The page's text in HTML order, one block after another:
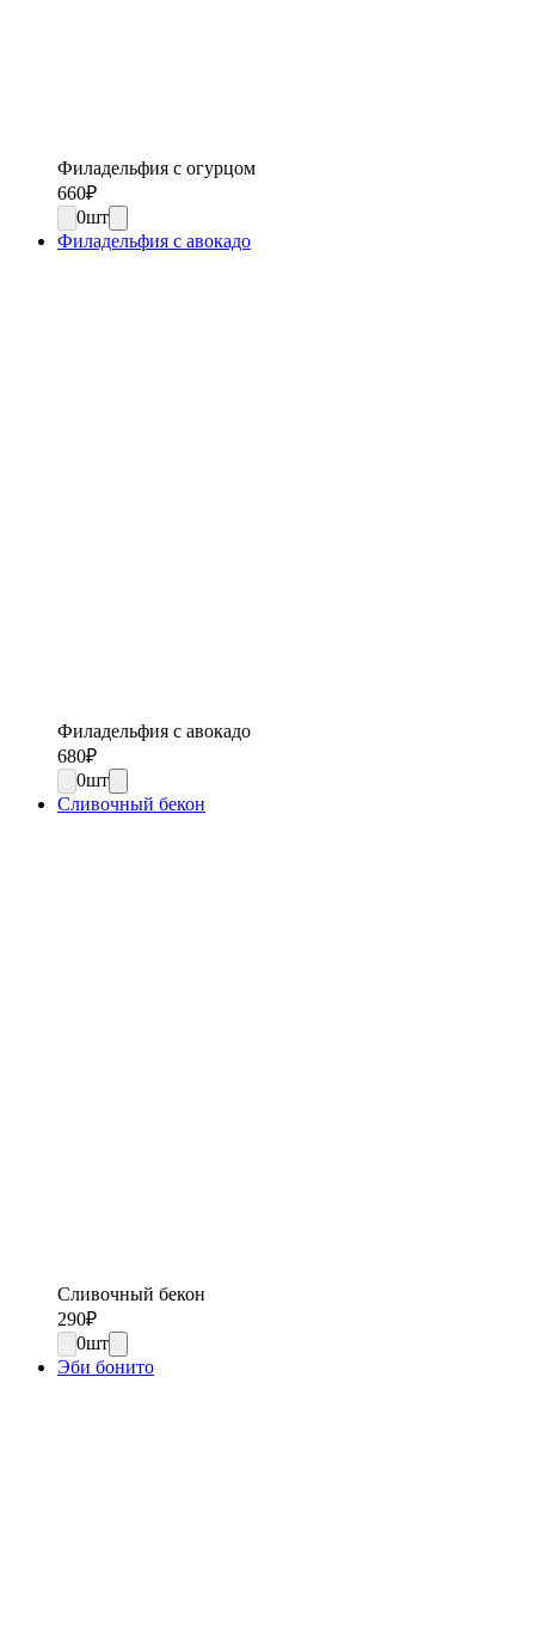
Филадельфия с огурцом
660₽
0шт
Филадельфия с авокадо
Филадельфия с авокадо
680₽
0шт
Сливочный бекон
Сливочный бекон
290₽
0шт
Эби бонито